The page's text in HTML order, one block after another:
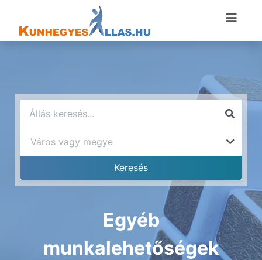
Egyéb
munkalehetőségek